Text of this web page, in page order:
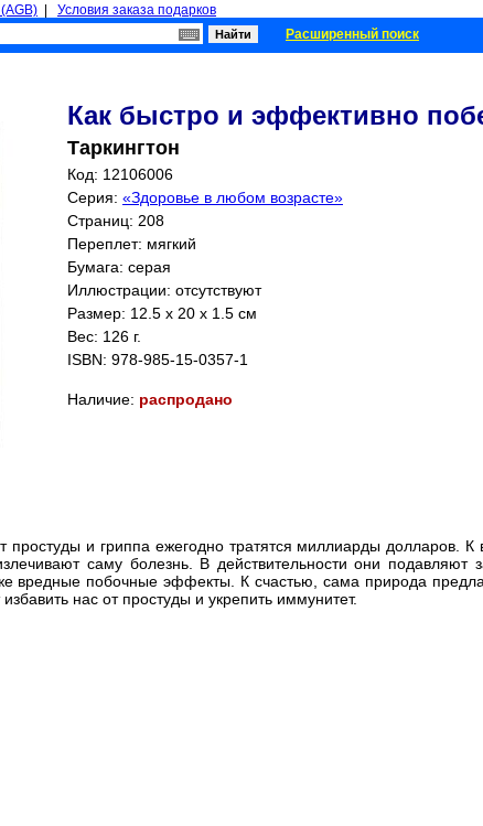
Условия заказа подарков
Расширенный поиск
Как быстро и эффективно
Таркингтон
Код: 12106006
Серия: «Здоровье в любом возрасте»
Страниц: 208
Переплет: мягкий
Бумага: серая
Иллюстрации: отсутствуют
Размер: 12.5 x 20 x 1.5 см
Вес: 126 г.
ISBN: 978-985-15-0357-1
Наличие: распродано
простуды и гриппа ежегодно тратятся миллиарды долларов. К
саму болезнь. В действительности они
вредные побочные эффекты. К счастью, сама природа
нас от простуды и укрепить иммунитет.